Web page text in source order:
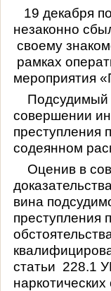
19 декабря
незаконно
своему
рамках
мероприятия
Подсудимый
совершении
преступления
содеянном
Оценив в
вина
преступления
статьи 228.1
наркотических